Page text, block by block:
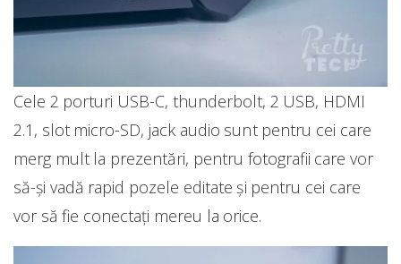
Cele 2 porturi USB-C, thunderbolt, 2 USB, HDMI
2.1, slot micro-SD, jack audio sunt pentru cei care
merg mult la prezentări, pentru fotografii care vor
să-și vadă rapid pozele editate și pentru cei care
vor să fie conectați mereu la orice.